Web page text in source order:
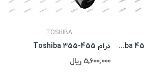
TOSHIBA
درام Toshiba 355-455
5,600,000 ریال
سری ناخنک هات Toshiba 455-355